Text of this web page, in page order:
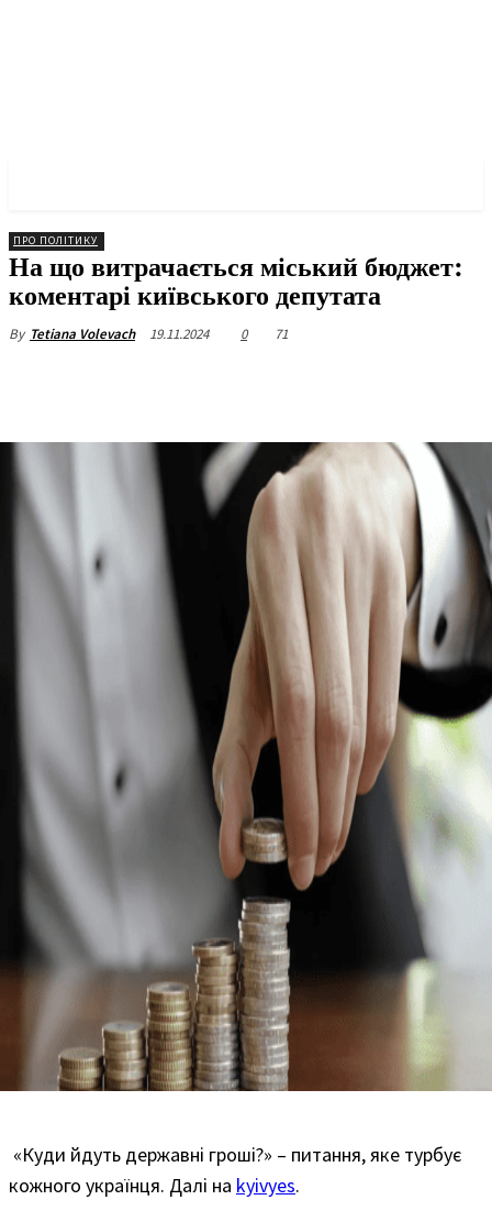
ПРО ПОЛІТИКУ
На що витрачається міський бюджет:
коментарі київського депутата
By Tetiana Volevach 19.11.2024 0 71
«Куди йдуть державні гроші?» – питання, яке турбує
кожного українця. Далі на kyivyes.